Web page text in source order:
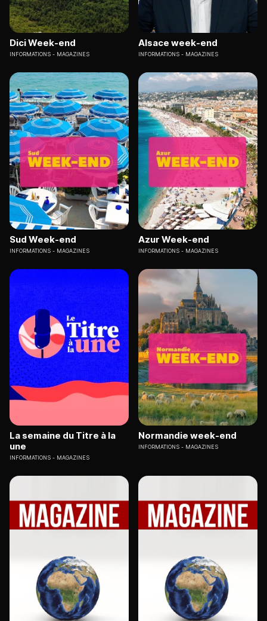
Dici Week-end
INFORMATIONS MAGAZINES
Alsace week-end
INFORMATIONS MAGAZINES
Sud Week-end
INFORMATIONS MAGAZINES
Azur Week-end
INFORMATIONS MAGAZINES
La semaine du Titre à la
une
INFORMATIONS MAGAZINES
Normandie week-end
INFORMATIONS MAGAZINES